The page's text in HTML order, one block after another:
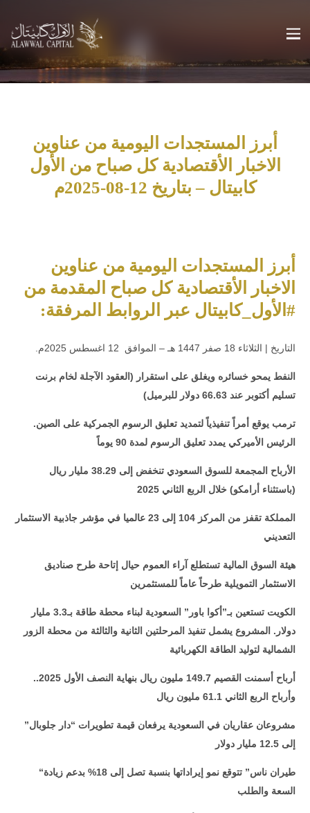
أبرز المستجدات اليومية من عناوين
الاخبار الأقتصادية كل صباح من الأول
كابيتال – بتاريخ 12-08-2025م
أبرز المستجدات اليومية من عناوين
الاخبار الأقتصادية كل صباح المقدمة من
#الأول_كابيتال عبر الروابط المرفقة:
.التاريخ | الثلاثاء 18 صفر 1447 هـ – الموافق 12 اغسطس 2025م
النفط يمحو خسائره ويغلق على استقرار (العقود الآجلة لخام برنت
تسليم أكتوبر عند 66.63 دولار للبرميل)
ترمب يوقع أمراً تنفيذياً لتمديد تعليق الرسوم الجمركية على الصين.
الرئيس الأميركي يمدد تعليق الرسوم لمدة 90 يوماً
الأرباح المجمعة للسوق السعودي تنخفض إلى 38.29 مليار ريال
(باستثناء أرامكو) خلال الربع الثاني 2025
المملكة تقفز من المركز 104 إلى 23 عالميا في مؤشر جاذبية الاستثمار
التعديني
هيئة السوق المالية تستطلع آراء العموم حيال إتاحة طرح صناديق
الاستثمار التمويلية طرحاً عاماً للمستثمرين
الكويت تستعين بـ”أكوا باور” السعودية لبناء محطة طاقة بـ3.3 مليار
دولار. المشروع يشمل تنفيذ المرحلتين الثانية والثالثة من محطة الزور
الشمالية لتوليد الطاقة الكهربائية
أرباح أسمنت القصيم 149.7 مليون ريال بنهاية النصف الأول 2025..
وأرباح الربع الثاني 61.1 مليون ريال
مشروعان عقاريان في السعودية يرفعان قيمة تطويرات “دار جلوبال”
إلى 12.5 مليار دولار
“طيران ناس” تتوقع نمو إيراداتها بنسبة تصل إلى 18% بدعم زيادة
السعة والطلب